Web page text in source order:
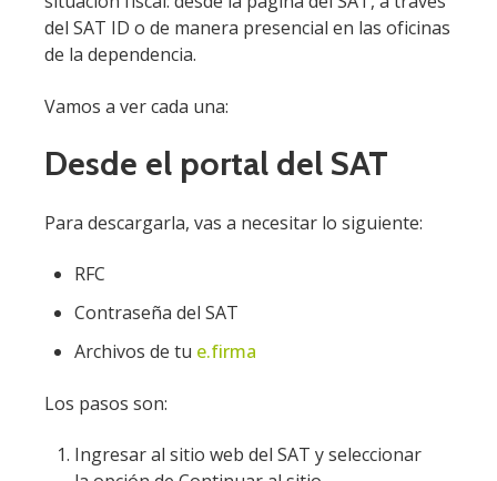
del SAT ID o de manera presencial en las oficinas
de la dependencia.
Vamos a ver cada una:
Desde el portal del SAT
Para descargarla, vas a necesitar lo siguiente:
RFC
Contraseña del SAT
Archivos de tu e.firma
Los pasos son:
Ingresar al sitio web del SAT y seleccionar